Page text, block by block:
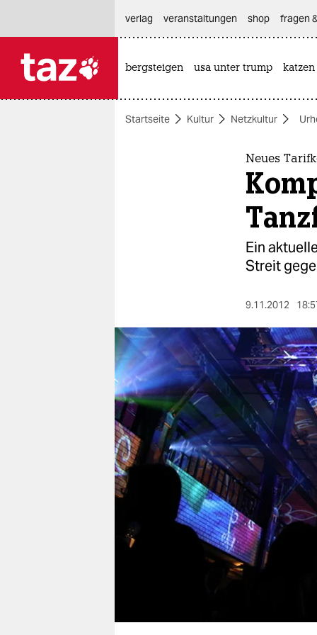
themen
nord
wahrheit
verlag
verlag
veranstaltungen
fragen & hilfe
unterstützen
verlag
veranstaltungen shop fragen
bergsteigen usa unter trump katzen
Startseite Kultur Netzkultur
Neues
Ein
Streit
9.11.2012